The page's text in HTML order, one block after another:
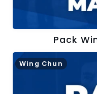
Pack
Wing Chun